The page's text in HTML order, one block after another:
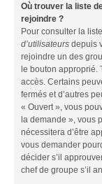
Où trouver la liste
rejoindre ?
Pour consulter la
d’utilisateurs depuis
rejoindre un des
le bouton approprié.
accès. Certains
fermés et d’autres
« Ouvert », vous
la demande », vous
nécessitera d’être
vous demander
décider s’il
chef de groupe s’il